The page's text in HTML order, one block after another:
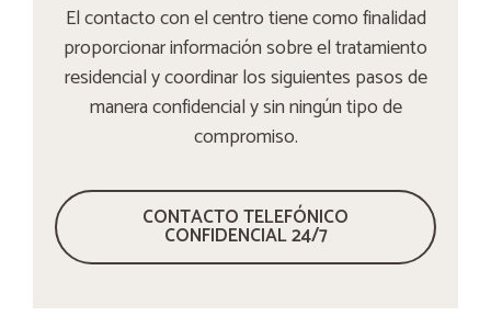
El contacto con el centro tiene como finalidad
proporcionar información sobre el tratamiento
residencial y coordinar los siguientes pasos de
manera confidencial y sin ningún tipo de
compromiso.
CONTACTO TELEFÓNICO
CONFIDENCIAL 24/7